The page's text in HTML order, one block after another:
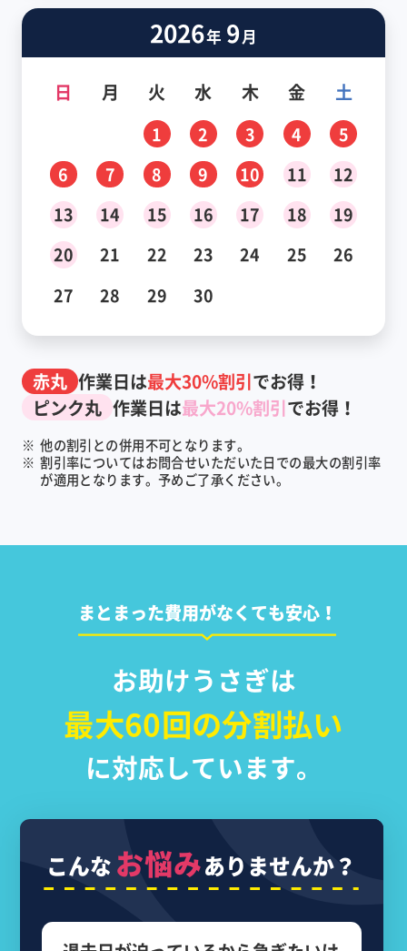
2026年 9月
日 月 火 水 木 金 土
1 2 3 4
5
6
7 8 9 10 11
12
13
14 15 16 17 18
19
20
21 22 23 24 25
26
27
28 29 30
赤丸 作業日は最大30%割引でお得！
ピンク丸 作業日は最大20%割引でお得！
※ 他の割引との併用不可となります。
※ 割引率についてはお問合せいただいた日での最大の割引率
が適用となります。予めご了承ください。
まとまった費用がなくても安心！
お助けうさぎは
最大60回の分割払い
に対応しています。
こんなお悩みありませんか？